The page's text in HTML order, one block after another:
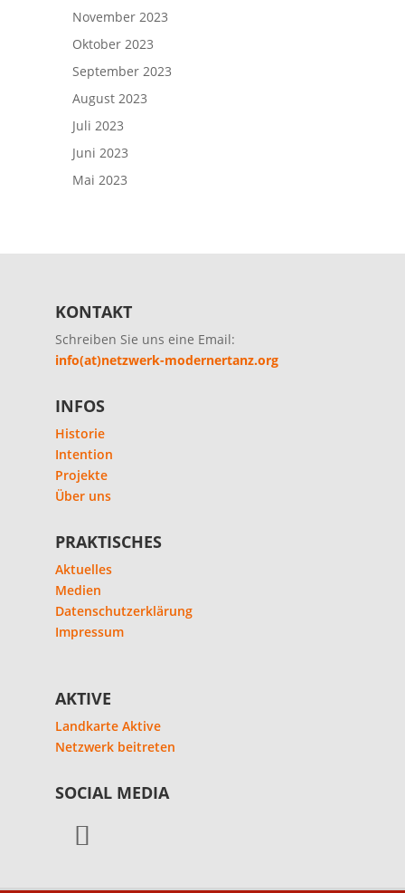
November 2023
Oktober 2023
September 2023
August 2023
Juli 2023
Juni 2023
Mai 2023
KONTAKT
Schreiben Sie uns eine Email:
info(at)netzwerk-modernertanz.org
INFOS
Historie
Intention
Projekte
Über uns
PRAKTISCHES
Aktuelles
Medien
Datenschutzerklärung
Impressum
AKTIVE
Landkarte Aktive
Netzwerk beitreten
SOCIAL MEDIA